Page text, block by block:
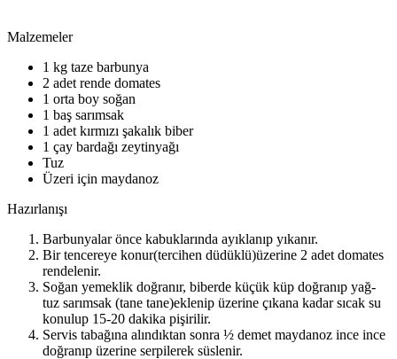
Malzemeler
1 kg taze barbunya
2 adet rende domates
1 orta boy soğan
1 baş sarımsak
1 adet kırmızı şakalık biber
1 çay bardağı zeytinyağı
Tuz
Üzeri için maydanoz
Hazırlanışı
Barbunyalar önce kabuklarında ayıklanıp yıkanır.
Bir tencereye konur(tercihen düdüklü)üzerine 2 adet domates
rendelenir.
Soğan yemeklik doğranır, biberde küçük küp doğranıp yağ-
tuz sarımsak (tane tane)eklenip üzerine çıkana kadar sıcak su
konulup 15-20 dakika pişirilir.
Servis tabağına alındıktan sonra ½ demet maydanoz ince ince
doğranıp üzerine serpilerek süslenir.